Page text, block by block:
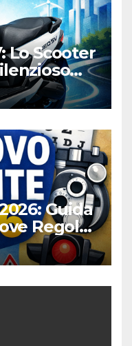
Lo Scooter
Guida
Regole,